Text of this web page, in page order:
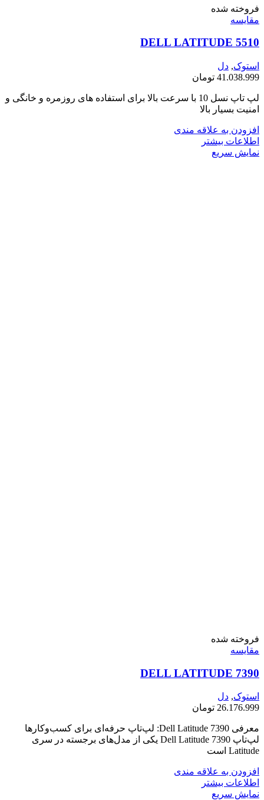
فروخته شده
مقايسه
DELL LATITUDE 5510
استوک, دل
41.038.999 تومان
لپ تاپ نسل 10 با سرعت بالا برای استفاده های روزمره و خانگی و
امنیت بسیار بالا
افزودن به علاقه مندی
اطلاعات بیشتر
نمایش سریع
فروخته شده
مقايسه
DELL LATITUDE 7390
استوک, دل
26.176.999 تومان
معرفی Dell Latitude 7390: لپ‌تاپ حرفه‌ای برای کسب‌وکارها
لپ‌تاپ Dell Latitude 7390 یکی از مدل‌های برجسته در سری
Latitude است
افزودن به علاقه مندی
اطلاعات بیشتر
نمایش سریع